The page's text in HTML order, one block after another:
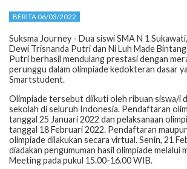
BERITA 06/03/2022
Suksma Journey - Dua siswi SMA N 1
Dewi Trisnanda Putri dan Ni Luh Made
Putri berhasil mendulang prestasi dengan
perunggu dalam olimpiade kedokteran dasar
Smartstudent.
Olimpiade tersebut diikuti oleh ribuan siswa/i
sekolah di seluruh Indonesia. Pendaftaran
tanggal 25 Januari 2022 dan pelaksanaan
tanggal 18 Februari 2022. Pendaftaran
olimpiade dilakukan secara virtual. Senin, 21
diadakan pengumuman hasil olimpiade melalui
Meeting pada pukul 15.00-16.00 WIB.